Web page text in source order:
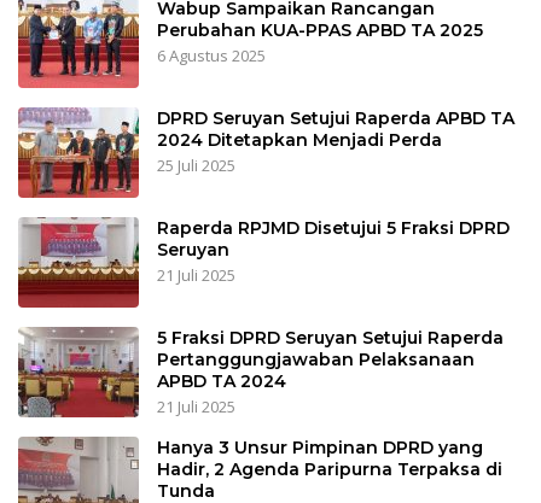
Wabup Sampaikan Rancangan
Perubahan KUA-PPAS APBD TA 2025
6 Agustus 2025
DPRD Seruyan Setujui Raperda APBD TA
2024 Ditetapkan Menjadi Perda
25 Juli 2025
Raperda RPJMD Disetujui 5 Fraksi DPRD
Seruyan
21 Juli 2025
5 Fraksi DPRD Seruyan Setujui Raperda
Pertanggungjawaban Pelaksanaan
APBD TA 2024
21 Juli 2025
Hanya 3 Unsur Pimpinan DPRD yang
Hadir, 2 Agenda Paripurna Terpaksa di
Tunda